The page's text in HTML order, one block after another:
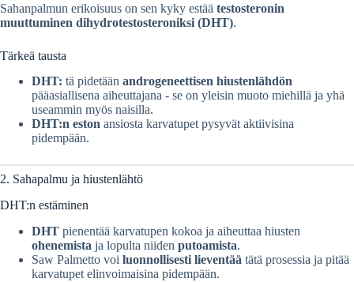
Sahanpalmun erikoisuus on sen kyky estää testosteronin
muuttuminen dihydrotestosteroniksi (DHT).
Tärkeä tausta
DHT: tä pidetään androgeneettisen hiustenlähdön
pääasiallisena aiheuttajana - se on yleisin muoto miehillä ja yhä
useammin myös naisilla.
DHT:n eston ansiosta karvatupet pysyvät aktiivisina
pidempään.
2. Sahapalmu ja hiustenlähtö
DHT:n estäminen
DHT pienentää karvatupen kokoa ja aiheuttaa hiusten
ohenemista ja lopulta niiden putoamista.
Saw Palmetto voi luonnollisesti lieventää tätä prosessia ja pitää
karvatupet elinvoimaisina pidempään.